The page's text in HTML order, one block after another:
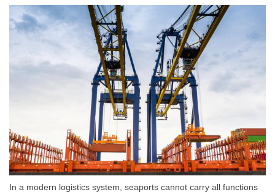
In a modern logistics system, seaports cannot carry all functions